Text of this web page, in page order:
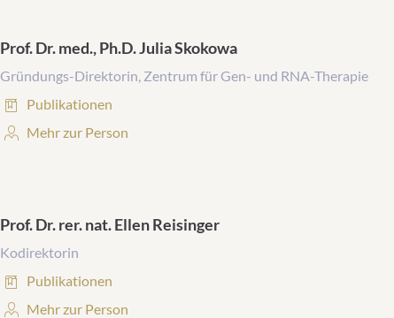
Prof. Dr. med., Ph.D. Julia Skokowa
Gründungs-Direktorin, Zentrum für Gen- und RNA-Therapie
Publikationen:
Publikationen
Personenprofil:
Mehr zur Person
Prof. Dr. rer. nat. Ellen Reisinger
Kodirektorin
Publikationen:
Publikationen
Personenprofil:
Mehr zur Person